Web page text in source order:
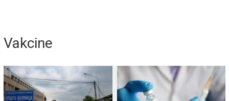
Vakcine